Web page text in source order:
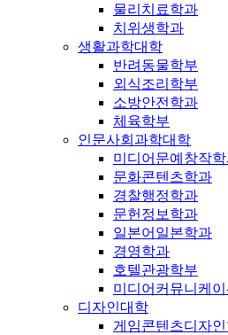
물리치료학과
치위생학과
생활과학대학
반려동물학부
외식조리학부
소방안전학과
체육학부
인문사회과학대학
미디어문예창작
문화콘텐츠학과
경찰행정학과
문헌정보학과
일본어일본학과
경영학과
호텔관광학부
미디어커뮤니케
디자인대학
게임콘텐츠디자